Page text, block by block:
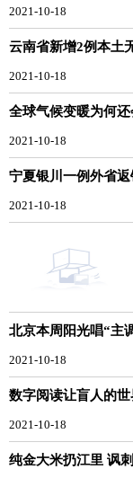
2021-10-18
云南省新增2例本土
2021-10-18
全球气候变暖为何
2021-10-18
宁夏银川一例外省
2021-10-18
北京本周阳光唱“主
2021-10-18
数字阅读让盲人的
2021-10-18
纯金大米扔江里 讽